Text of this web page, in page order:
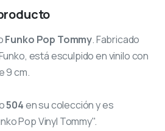
Funko Pop Tommy. Fabricado
está esculpido en vinilo con
9 cm.
504en su colección y es
Pop Vinyl Tommy".